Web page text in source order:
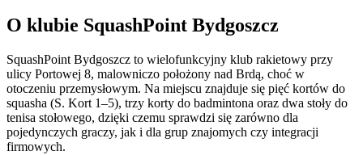
O klubie SquashPoint Bydgoszcz
SquashPoint Bydgoszcz to wielofunkcyjny klub rakietowy przy
ulicy Portowej 8, malowniczo położony nad Brdą, choć w
otoczeniu przemysłowym. Na miejscu znajduje się pięć kortów do
squasha (S. Kort 1–5), trzy korty do badmintona oraz dwa stoły do
tenisa stołowego, dzięki czemu sprawdzi się zarówno dla
pojedynczych graczy, jak i dla grup znajomych czy integracji
firmowych.